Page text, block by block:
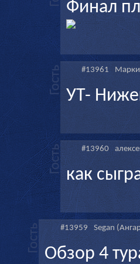
Финал
#13961
УТ-
#13960
как
#13959 Segan
Обзор 4